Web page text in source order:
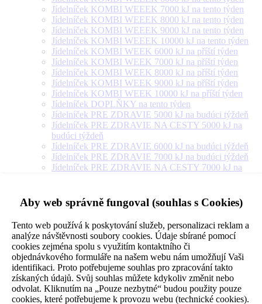
Aby web správně fungoval (souhlas s Cookies)
Tento web používá k poskytování služeb, personalizaci reklam a
analýze návštěvnosti soubory cookies. Údaje sbírané pomocí
cookies zejména spolu s využitím kontaktního či
objednávkového formuláře na našem webu nám umožňují Vaši
identifikaci. Proto potřebujeme souhlas pro zpracování takto
získaných údajů. Svůj souhlas můžete kdykoliv změnit nebo
odvolat. Kliknutím na „Pouze nezbytné“ budou použity pouze
cookies, které potřebujeme k provozu webu (technické cookies).
Jídelníček KOMBI WEEEK 7000 kJ na tento týden
Jídelníček KOMBI WEEEK 8000 kJ na tento týden
Jídelníček KOMBI WEEEK 9000 kJ na tento týden
Jídelníček KOMBI WEEEK 10000 kJ na tento týden
Jídelníček KOMBI WEEK 6000 kJ na příští týden
Jídelníček KOMBI WEEK 7000 kJ na příští týden
Jídelníček KOMBI WEEK 8000 kJ na příští týden
Jídelníček KOMBI WEEK 9000 kJ na příští týden
Jídelníček KOMBI WEEK 10000 kJ na příští týden
Jídelníček DOPLŇKY na tento týden
Jídelníček PRE ZDRAVIE 5000 kJ na budúci týždeň
Jídelníček PRE ZDRAVIE NA CESTY 5000 kJ na
budúci týždeň
Jídelníček PRE ZDRAVIE 6000 kJ na budúci týždeň
Jídelníček PRE ZDRAVIE 7000 kJ na budúci týždeň
Jídelníček PRE ZDRAVIE NA CESTY 7000 kJ na
Jídelníček PRE ZDRAVIE NA CESTY 8000 kJ na
budúci týždeň
Jídelníček PRE ZDRAVIE 9000 kJ na budúci týždeň
Jídelníček PRE ZDRAVIE NA CESTY 9000 kJ na
budúci týždeň
Jídelníček PRE ZDRAVIE 10000 kJ na budúci týždeň
Jídelníček PRE ZDRAVIE 12000 kJ na budúci týždeň
Jídelníček PRE ZDRAVIE 14000 kJ na budúci týždeň
Jídelníček PRE ZDRAVIE NA CESTY 10000 kJ na
budúci týždeň